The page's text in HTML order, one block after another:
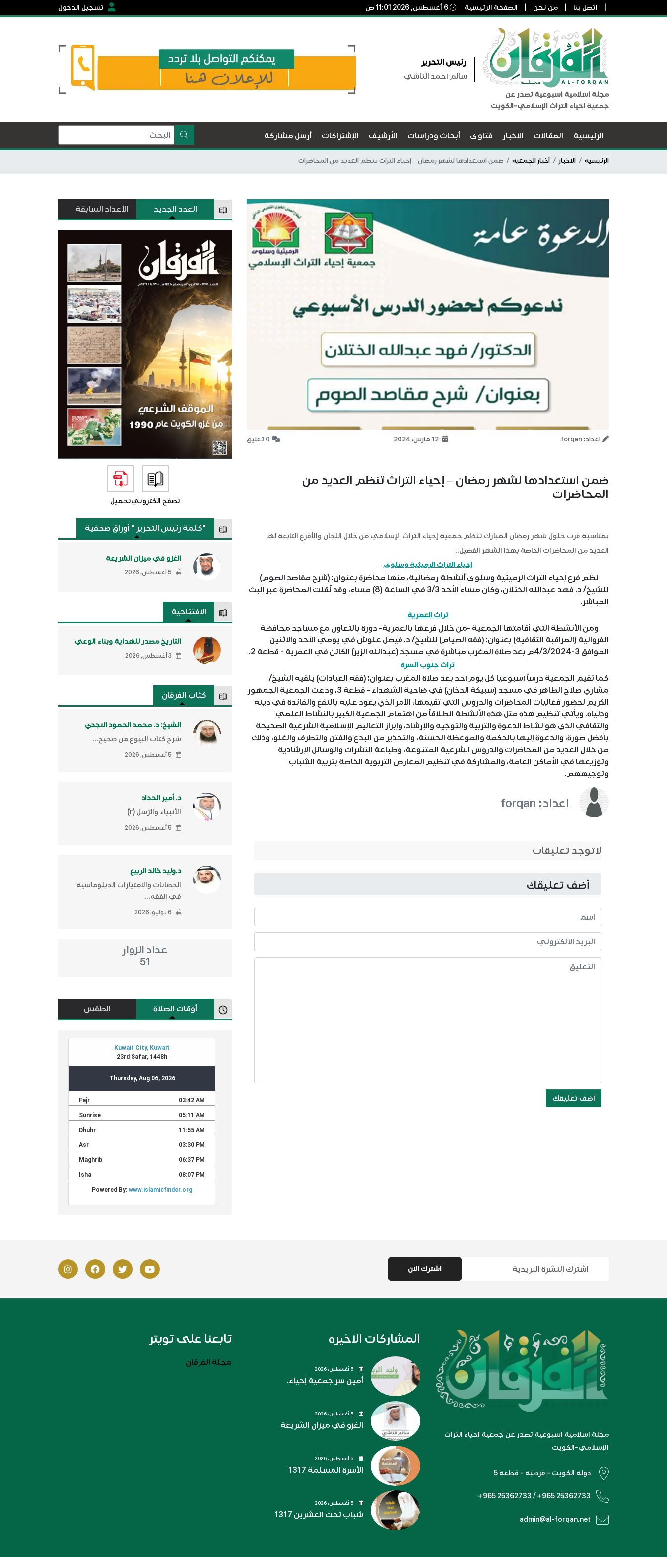
اتصل بنا من نحن الصفحة الرئيسية تسجيل الدخول
مجلة اسلامية اسبوعية تصدر عن
جمعية احياء التراث الإسلامي-الكويت
رئيس التحرير
سالم أحمد الناشي
الرئيسية المقالات الاخبار فتاوى أبحاث ودراسات الأرشيف الإشتراكات أرسل مشاركة
الرئيسية الاخبار أخبار الجمعية ضمن استعدادها لشهر رمضان – إحياء التراث تنظم العديد من المحاضرات
اعداد: forqan 12 مارس، 2024 0 تعليق
ضمن استعدادها لشهر رمضان – إحياء التراث تنظم العديد من
المحاضرات
بمناسبة قرب حلول شهر رمضان المبارك تنظم جمعية إحياء التراث الإسلامي من خلال اللجان والأفرع التابعة لها
العديد من المحاضرات الخاصة بهذا الشهر الفضيل..
إحياء التراث الرميثية وسلوى
نظم فرع إحياء التراث الرميثية وسلوى أنشطة رمضانية، منها محاضرة بعنوان: (شرح مقاصد الصوم)
للشيخ/ د. فهد عبدالله الختلان، وكان مساء الأحد 3/3 في الساعة (8) مساء، وقد نُقلت المحاضرة عبر البث
المباشر.
تراث العمرية
ومن الأنشطة التي أقامتها الجمعية -من خلال فرعها بالعمرية- دورة بالتعاون مع مساجد محافظة
الفروانية (المراقبة الثقافية) بعنوان: (فقه الصيام) للشيخ/ د. فيصل علوش في يومي الأحد والاثنين
الموافق 3-4/3/2024م بعد صلاة المغرب مباشرة في مسجد (عبدالله الزير) الكائن في العمرية - قطعة 2.
تراث جنوب السرة
كما تقيم الجمعية درساً أسبوعيا كل يوم أحد بعد صلاة المغرب بعنوان: (فقه العبادات) يلقيه الشيخ/
مشاري صلاح الطاهر في مسجد (سبيكة الدخان) في ضاحية الشهداء - قطعة 3. ودعت الجمعية الجمهور
الكريم لحضور فعاليات المحاضرات والدروس التي تقيمها، الأمر الذي يعود عليه بالنفع والفائدة في دينه
ودنياه. ويأتي تنظيم هذه مثل هذه الأنشطة انطلاقاً من اهتمام الجمعية الكبير بالنشاط العلمي
والثقافي الذي هو نشاط الدعوة والتربية والتوجيه والإرشاد، وإبراز التعاليم الإسلامية الشرعية الصحيحة
بأفضل صورة، والدعوة إليها بالحكمة والموعظة الحسنة، والتحذير من البدع والفتن والتطرف والغلو، وذلك
من خلال العديد من المحاضرات والدروس الشرعية المتنوعة، وطباعة النشرات والوسائل الإرشادية
وتوزيعها في الأماكن العامة، والمشاركة في تنظيم المعارض التربوية الخاصة بتربية الشباب
وتوجيههم.
اعداد: forqan
لاتوجد تعليقات
أضف تعليقك
أضف تعليقك
العدد الجديد الأعداد السابقة
تصفح الكترونيتحميل
"كلمة رئيس التحرير " أوراق صحفية
الغزو في ميزان الشريعة
5 أغسطس, 2026
الافتتاحية
التاريخ مصدر للهداية وبناء الوعي
3 أغسطس, 2026
كتَّاب الفرقان
الشيخ: د. محمد الحمود النجدي
شرح كتاب البيوع من صحيح...
5 أغسطس, 2026
د. أمير الحداد
الأنبياء والرّسل (٢)ّ
5 أغسطس, 2026
د.وليد خالد الربيع
الحصانات والامتيازات الدبلوماسية
في الفقه...
6 يوليو, 2026
عداد الزوار
51
أوقات الصلاة الطقس
مجلة اسلامية اسبوعية تصدر عن جمعية احياء التراث
الإسلامي-الكويت
دولة الكويت - قرطبة - قطعة 5
+965 25362733 / +965 25362733
admin@al-forqan.net
المشاركات الاخيره
أمين سر جمعية إحياء.
الغزو في ميزان الشريعة
الأسرة المسلمة 1317
شباب تحت العشرين 1317
تابعنا على تويتر
مجلة الفرقان